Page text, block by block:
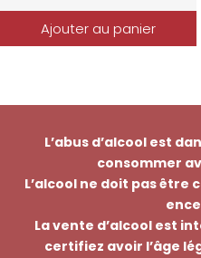
Ajouter au panier
L’abus d’alcool est
consommer
L’alcool ne doit pas être
La vente d’alcool est
certifiez avoir l’âge